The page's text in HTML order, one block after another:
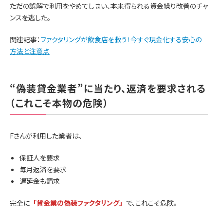
ただの誤解で利用をやめてしまい、本来得られる資金繰り改善のチャ
ンスを逃した。
関連記事： ファクタリングが飲食店を救う！今すぐ現金化する安心の
方法と注意点
“偽装貸金業者”に当たり、返済を要求される
（これこそ本物の危険）
Fさんが利用した業者は、
保証人を要求
毎月返済を要求
遅延金も請求
完全に 「貸金業の偽装ファクタリング」 で、これこそ危険。